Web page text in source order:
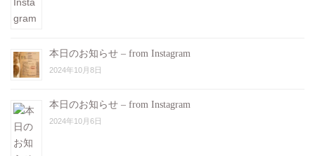
本日のお知らせ – from Instagram
2024年10月8日
本日のお知らせ – from Instagram
2024年10月6日